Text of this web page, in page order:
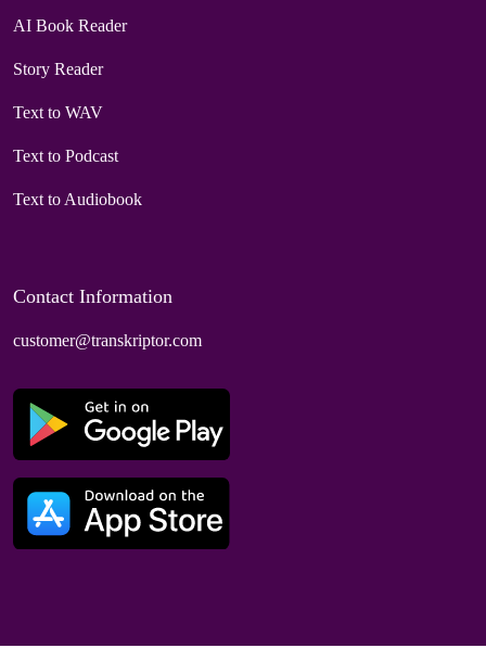
AI Book Reader
Story Reader
Text to WAV
Text to Podcast
Text to Audiobook
Contact Information
customer@transkriptor.com